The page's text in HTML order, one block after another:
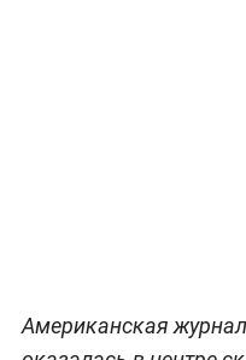
Американская